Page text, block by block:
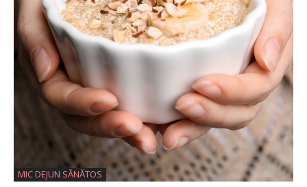
MIC DEJUN SĂNĂTOS